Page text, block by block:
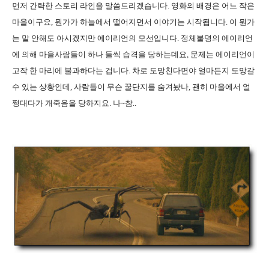
먼저 간략한 스토리 라인을 말씀드리겠습니다. 영화의 배경은 어느 작은
마을이구요, 뭔가가 하늘에서 떨어지면서 이야기는 시작됩니다. 이 뭔가
는 말 안해도 아시겠지만 에이리언의 모선입니다. 정체불명의 에이리언
에 의해 마을사람들이 하나 둘씩 습격을 당하는데요, 문제는 에이리언이
고작 한 마리에 불과하다는 겁니다. 차로 도망친다면야 얼마든지 도망갈
수 있는 상황인데, 사람들이 무슨 꿀단지를 숨겨놨나, 괜히 마을에서 얼
쩡대다가 개죽음을 당하지요. 나~참..